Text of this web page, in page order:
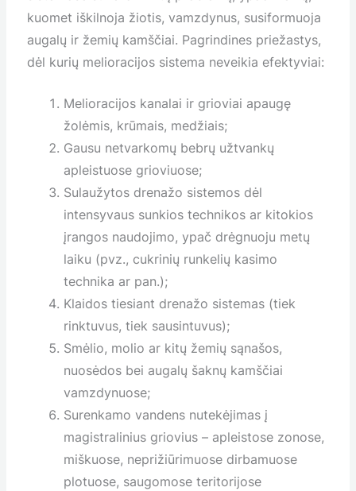
kuomet iškilnoja žiotis, vamzdynus, susiformuoja
augalų ir žemių kamščiai. Pagrindines priežastys,
dėl kurių melioracijos sistema neveikia efektyviai:
Melioracijos kanalai ir grioviai apaugę
žolėmis, krūmais, medžiais;
Gausu netvarkomų bebrų užtvankų
apleistuose grioviuose;
Sulaužytos drenažo sistemos dėl
intensyvaus sunkios technikos ar kitokios
įrangos naudojimo, ypač drėgnuoju metų
laiku (pvz., cukrinių runkelių kasimo
technika ar pan.);
Klaidos tiesiant drenažo sistemas (tiek
rinktuvus, tiek sausintuvus);
Smėlio, molio ar kitų žemių sąnašos,
nuosėdos bei augalų šaknų kamščiai
vamzdynuose;
Surenkamo vandens nutekėjimas į
magistralinius griovius – apleistose zonose,
miškuose, neprižiūrimuose dirbamuose
plotuose, saugomose teritorijose